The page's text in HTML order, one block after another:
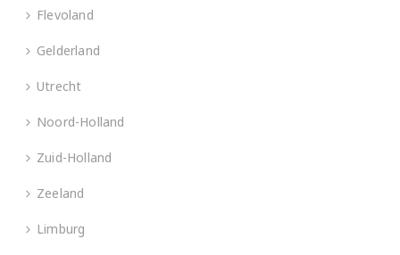
Flevoland
Gelderland
Utrecht
Noord-Holland
Zuid-Holland
Zeeland
Limburg